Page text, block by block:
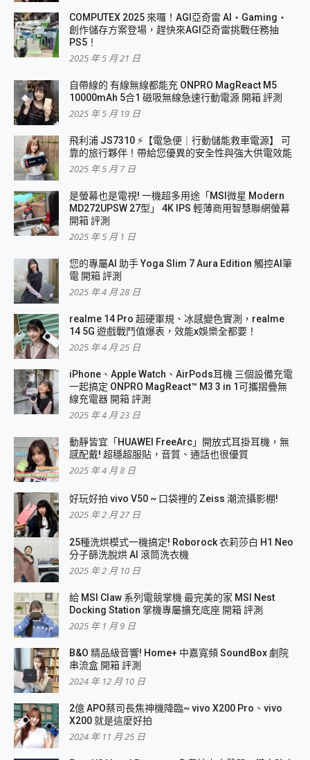
COMPUTEX 2025 來囉！AGI亞奇雷 AI・Gaming・
創作儲存方案登場，趕快來AGI亞奇雷挑戰任務抽
PS5！
2025 年 5 月 21 日
自帶線的 有線無線都能充 ONPRO MagReact M5
10000mAh 5合1 磁吸無線急速行動電源 開箱 評測
2025 年 5 月 19 日
飛利浦 JS7310 ⚡【電急便｜行動儲能救車電源】 可
靠的旅行夥伴！帶給您優異的安全性與強大供電效能
2025 年 5 月 7 日
是螢幕也是電視! 一機超多用途「MSI微星 Modern
MD272UPSW 27型」 4K IPS 輕薄商用智慧聯網螢幕
開箱 評測
2025 年 5 月 1 日
您的專屬AI 助手 Yoga Slim 7 Aura Edition 觸控AI筆
電 開箱 評測
2025 年 4 月 28 日
realme 14 Pro 超硬軍規、冰感變色實測，realme
14 5G 遊戲戰鬥值爆表，效能x娛樂全都要！
2025 年 4 月 25 日
iPhone、Apple Watch、AirPods耳機 三個設備充電
一起搞定 ONPRO MagReact™ M3 3 in 1可攜摺疊無
線充電器 開箱 評測
2025 年 4 月 23 日
動靜皆宜「HUAWEI FreeArc」開放式耳掛耳機，無
感配戴! 超穩超服貼，音質、通話也很優質
2025 年 4 月 8 日
好玩好拍 vivo V50 ~ 口袋裡的 Zeiss 潮流攝影棚!
2025 年 2 月 27 日
25種洗烘模式一機搞定! Roborock 衣莉莎白 H1 Neo
分子篩洗脫烘 AI 滾筒洗衣機
2025 年 2 月 10 日
給 MSI Claw 系列電競掌機 最完美的家 MSI Nest
Docking Station 掌機專屬擴充底座 開箱 評測
2025 年 1 月 9 日
B&O 精品級音響! Home+ 中嘉寬頻 SoundBox 劇院
串流盒 開箱 評測
2024 年 12 月 10 日
2億 APO蔡司長焦神機降臨~ vivo X200 Pro、vivo
X200 就是這麼好拍
2024 年 11 月 25 日